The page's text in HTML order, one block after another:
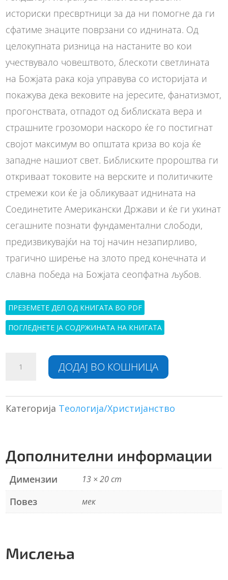
историски пресвртници за да ни помогне да ги
сфатиме знаците поврзани со иднината. Од
целокупната ризница на настаните во кои
учествувало човештвото, блескоти светлината
на Божјата рака која управува со историјата и
покажува дека вековите на јересите, фанатизмот,
прогонствата, отпадот од библиската вера и
страшните грозомори наскоро ќе го постигнат
својот максимум во општата криза во која ќе
западне нашиот свет. Библиските пророштва ги
откриваат токовите на верските и политичките
стремежи кои ќе ја обликуваат иднината на
Соединетите Американски Држави и ќе ги укинат
сегашните познати фундаментални слободи,
предизвикувајќи на тој начин незапирливо,
трагично ширење на злото пред конечната и
славна победа на Божјата сеопфатна љубов.
ПРЕЗЕМЕТЕ ДЕЛ ОД КНИГАТА ВО PDF
ПОГЛЕДНЕТЕ ЈА СОДРЖИНАТА НА КНИГАТА
злото
количина
ДОДАЈ ВО КОШНИЦА
e
r
i
v
Категорија Теологија/Христијанство
Дополнителни информации
Димензии 13 × 20 cm
Повез мек
Мислења